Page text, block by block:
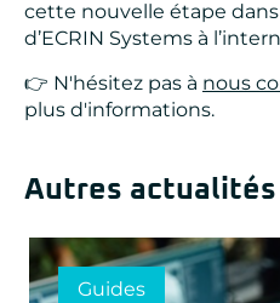
cette nouvelle étape
d’ECRIN Systems à
👉 N'hésitez pas à nous
plus d'informations.
Autres actualités
Guides